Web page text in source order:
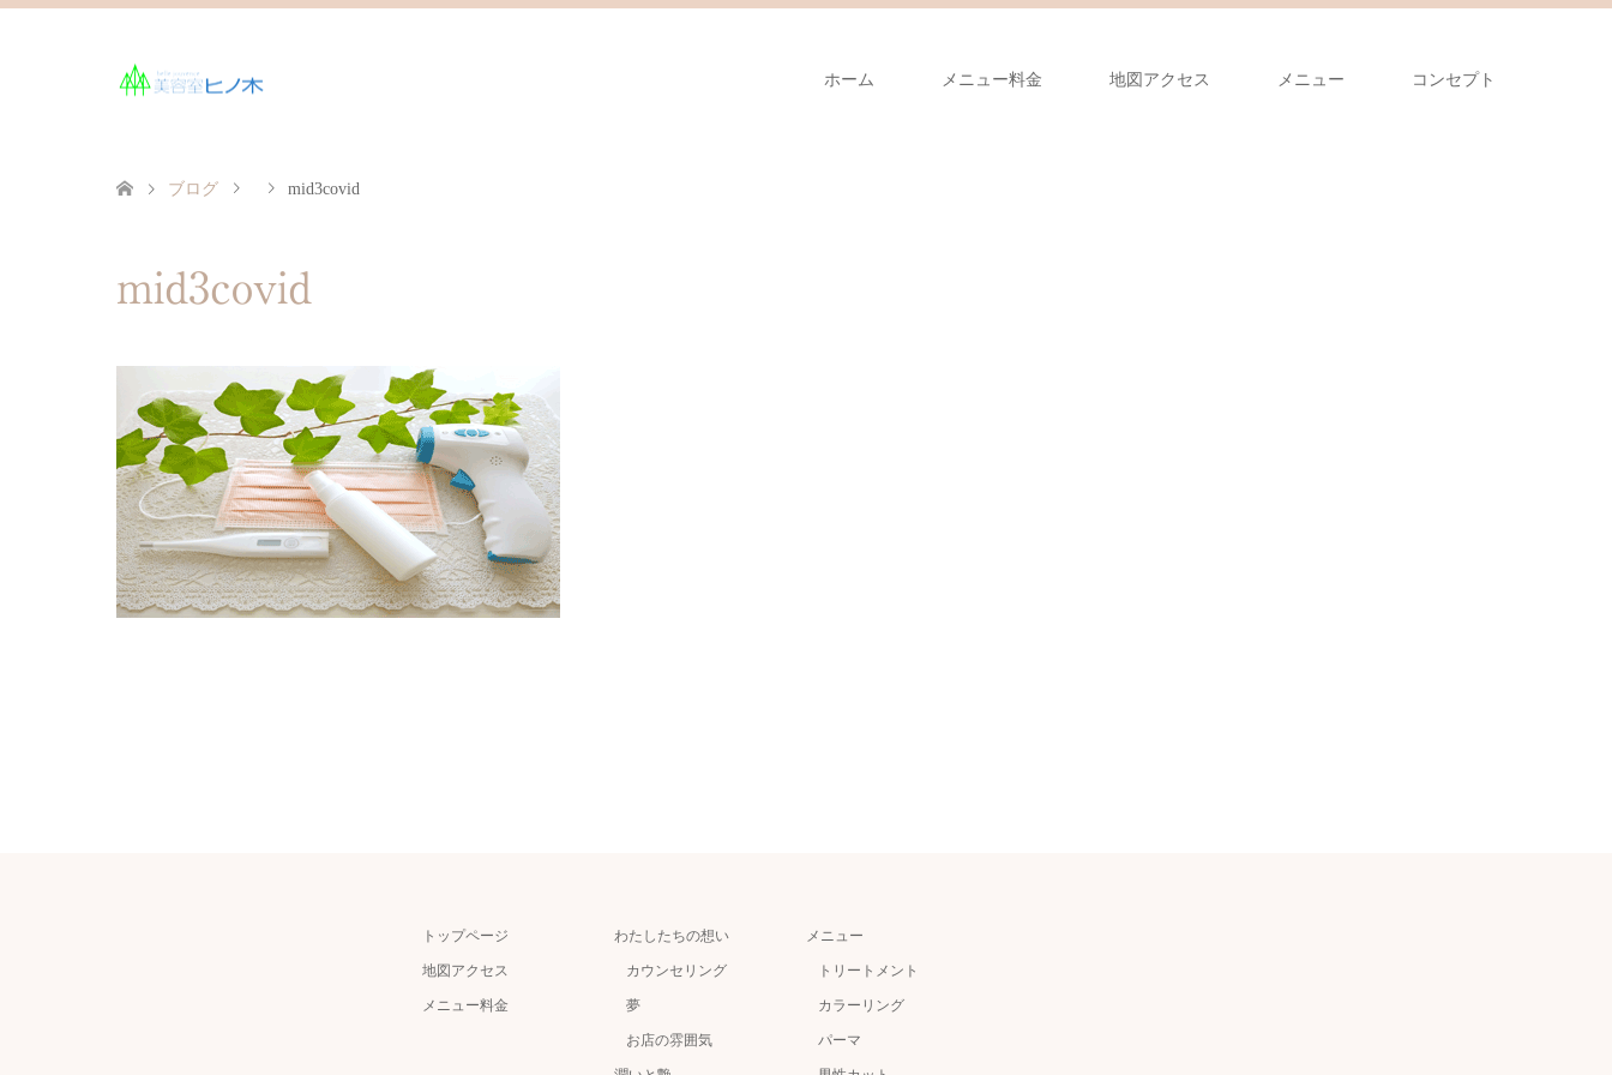
ホーム メニュー料金 地図アクセス メニュー コンセプト
ブログ mid3covid
mid3covid
トップページ
地図アクセス
メニュー料金
わたしたちの想い
カウンセリング
夢
お店の雰囲気
メニュー
トリートメント
カラーリング
パーマ